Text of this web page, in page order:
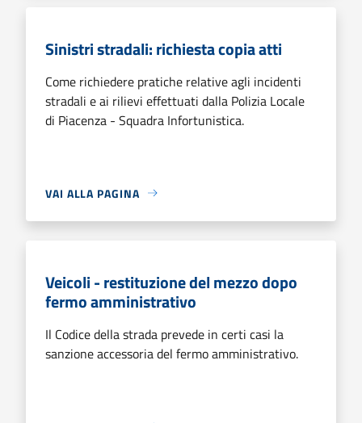
Sinistri stradali: richiesta copia atti
Come richiedere pratiche relative agli incidenti
stradali e ai rilievi effettuati dalla Polizia Locale
di Piacenza - Squadra Infortunistica.
VAI ALLA PAGINA
Veicoli - restituzione del mezzo dopo
fermo amministrativo
Il Codice della strada prevede in certi casi la
sanzione accessoria del fermo amministrativo.